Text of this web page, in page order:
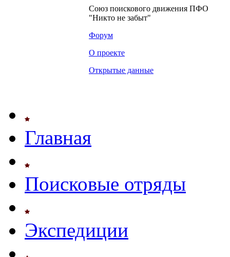
Союз поискового движения ПФО
"Никто не забыт"
Форум
О проекте
Открытые данные
Главная
Поисковые отряды
Экспедиции